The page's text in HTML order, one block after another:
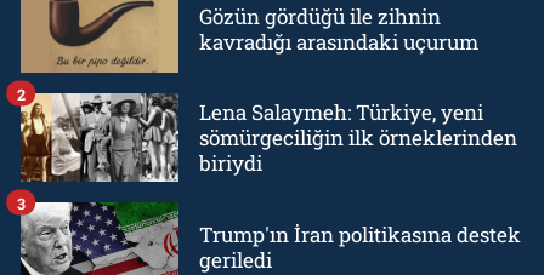
Gözün gördüğü ile zihnin
kavradığı arasındaki uçurum
Lena Salaymeh: Türkiye, yeni
sömürgeciliğin ilk örneklerinden
biriydi
2
Trump'ın İran politikasına destek
geriledi
3